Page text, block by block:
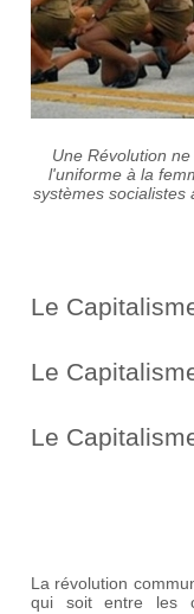
Une Révolution
l'uniforme à la
systèmes socialistes
Le
Le
Le
La révolution
qui soit entre les